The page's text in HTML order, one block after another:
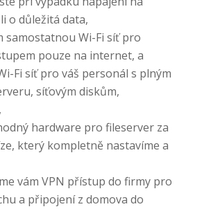
o důležitá data,
samostatnou Wi-Fi síť pro
pouze na internet, a
Fi síť pro váš personál s plným
síťovým diskům,
hardware pro fileserver za
který kompletně nastavíme a
vám VPN přístup do firmy pro
a připojení z domova do